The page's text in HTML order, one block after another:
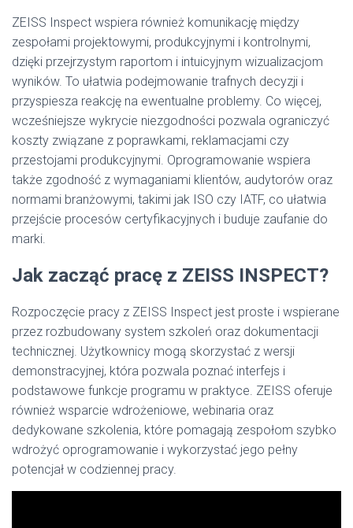
ZEISS Inspect wspiera również komunikację między
zespołami projektowymi, produkcyjnymi i kontrolnymi,
dzięki przejrzystym raportom i intuicyjnym wizualizacjom
wyników. To ułatwia podejmowanie trafnych decyzji i
przyspiesza reakcję na ewentualne problemy. Co więcej,
wcześniejsze wykrycie niezgodności pozwala ograniczyć
koszty związane z poprawkami, reklamacjami czy
przestojami produkcyjnymi. Oprogramowanie wspiera
także zgodność z wymaganiami klientów, audytorów oraz
normami branżowymi, takimi jak ISO czy IATF, co ułatwia
przejście procesów certyfikacyjnych i buduje zaufanie do
marki.
Jak zacząć pracę z ZEISS INSPECT?
Rozpoczęcie pracy z ZEISS Inspect jest proste i wspierane
przez rozbudowany system szkoleń oraz dokumentacji
technicznej. Użytkownicy mogą skorzystać z wersji
demonstracyjnej, która pozwala poznać interfejs i
podstawowe funkcje programu w praktyce. ZEISS oferuje
również wsparcie wdrożeniowe, webinaria oraz
dedykowane szkolenia, które pomagają zespołom szybko
wdrożyć oprogramowanie i wykorzystać jego pełny
potencjał w codziennej pracy.